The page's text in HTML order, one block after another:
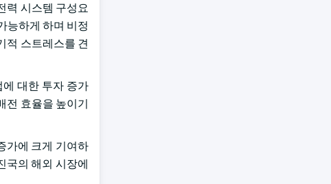
력 시스템 구성요
능하게 하며 비정
적 스트레스를 견
에 대한 투자 증가
전 효율을 높이기
가에 크게 기여하
국의 해외 시장에